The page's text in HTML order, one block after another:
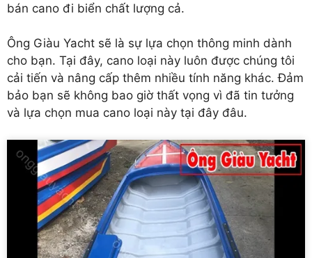
bán cano đi biển chất lượng cả.
Ông Giàu Yacht sẽ là sự lựa chọn thông minh dành
cho bạn. Tại đây, cano loại này luôn được chúng tôi
cải tiến và nâng cấp thêm nhiều tính năng khác. Đảm
bảo bạn sẽ không bao giờ thất vọng vì đã tin tưởng
và lựa chọn mua cano loại này tại đây đâu.